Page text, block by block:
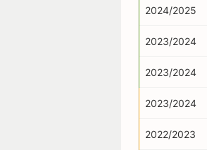
2024/2025
2023/2024
2023/2024
2023/2024
2022/2023